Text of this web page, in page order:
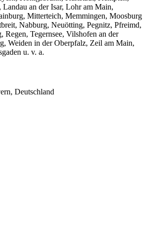
an der Isar, Lohr am Main,
Mitterteich, Memmingen, Moosburg
Nabburg, Neuötting, Pegnitz, Pfreimd,
Regen, Tegernsee, Vilshofen an der
Weiden in der Oberpfalz, Zeil am Main,
u. v. a.
Deutschland